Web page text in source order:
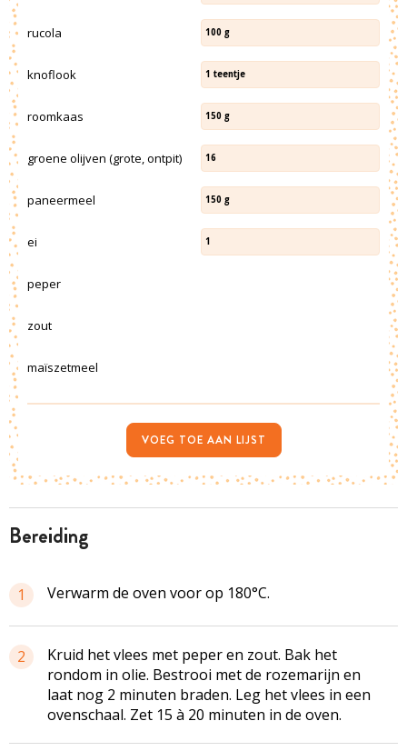
bereiding
1 Verwarm de oven voor op 180°C.
2
Kruid het vlees met peper en zout. Bak het
rondom in olie. Bestrooi met de rozemarijn en
laat nog 2 minuten braden. Leg het vlees in een
ovenschaal. Zet 15 à 20 minuten in de oven.
rucola 100 g
knoflook 1 teentje
roomkaas 150 g
groene olijven (grote, ontpit) 16
paneermeel 150 g
ei 1
peper
zout
maïszetmeel
VOEG TOE AAN LIJST